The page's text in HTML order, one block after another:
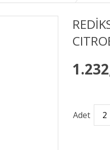
Adet